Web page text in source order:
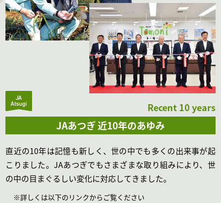
Recent 10 years
JAあつぎ 近10年のあゆみ
直近の10年は記憶も新しく、世の中でも多くの出来事が起
こりました。JAあつぎでもさまざまな取り組みにより、世
の中の目まぐるしい変化に対応してきました。
※詳しくは以下のリンクからご覧ください